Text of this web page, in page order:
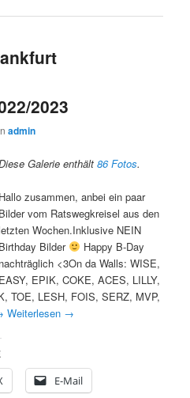
2023
admin
Galerie enthält86 Fotos.
Hallo zusammen, anbei ein paar
Bilder vom Ratswegkreisel aus den
Wochen.Inklusive NEIN
Birthday Bilder
Happy B-Day
nachträglich <3On da Walls: WISE,
EASY, EPIK, COKE, ACES, LILLY,
TOE, LESH, FOIS, SERZ, MVP,
Weiterlesen →
E-Mail